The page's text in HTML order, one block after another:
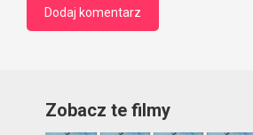
Zobacz te filmy